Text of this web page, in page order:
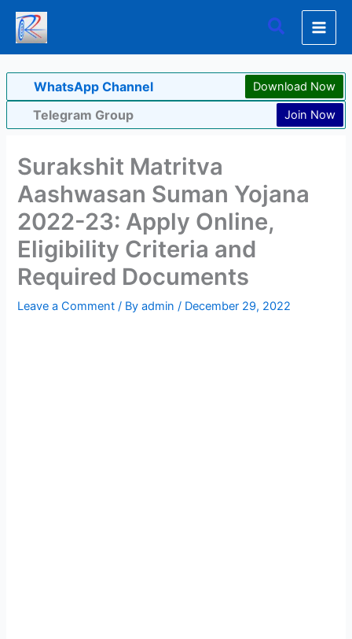
Skip
content
Search
WhatsApp Channel Download Now
Telegram Group Join Now
Surakshit Matritva
Aashwasan Suman Yojana
2022-23: Apply Online,
Eligibility Criteria and
Required Documents
Leave a Comment / Byadmin/ December 29, 2022